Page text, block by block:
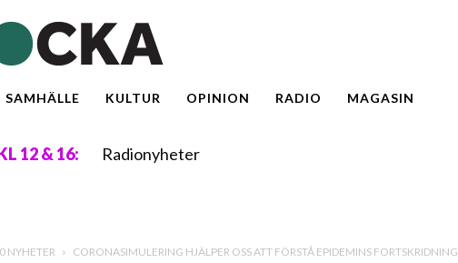
SAMHÄLLE KULTUR OPINION RADIO MAGASIN
12 & 16: Radionyheter
NYHETER CORONASIMULERING HJÄLPER OSS ATT FÖRSTÅ EPIDEMINS FORTSKRIDNING